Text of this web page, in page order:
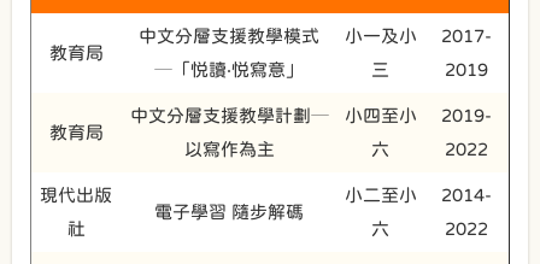
教育局
中文分層支援教學模式
─「悦讀‧悦寫意」
小一及小
三
2017-
2019
教育局
中文分層支援教學計劃─
以寫作為主
小四至小
六
2019-
2022
現代出版
社
電子學習 隨步解碼
小二至小
六
2014-
2022